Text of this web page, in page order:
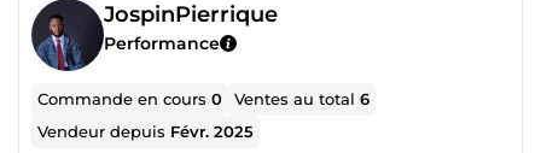
JospinPierrique
Performance
Commande en cours0 Ventes au total6
Vendeur depuis Févr. 2025